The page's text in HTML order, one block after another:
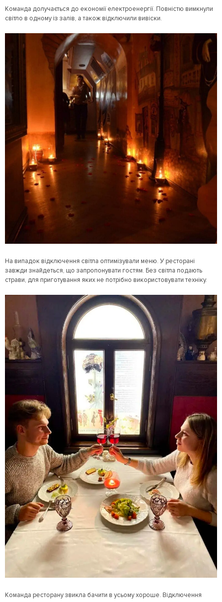
Команда долучається до економії електроенергії. Повністю вимкнули
світло в одному із залів, а також відключили вивіски.
На випадок відключення світла оптимізували меню. У ресторані
завжди знайдеться, що запропонувати гостям. Без світла подають
страви, для приготування яких не потрібно використовувати техніку.
Команда ресторану звикла бачити в усьому хороше. Відключення